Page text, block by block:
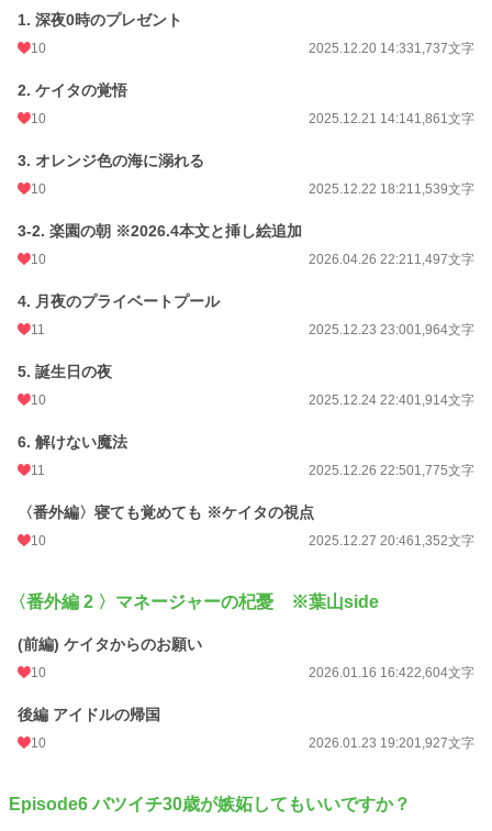
1. 深夜0時のプレゼント
10 2025.12.20 14:331,737文字
2. ケイタの覚悟
10 2025.12.21 14:141,861文字
3. オレンジ色の海に溺れる
10 2025.12.22 18:211,539文字
3-2. 楽園の朝 ※2026.4本文と挿し絵追加
10 2026.04.26 22:211,497文字
4. 月夜のプライベートプール
11 2025.12.23 23:001,964文字
5. 誕生日の夜
10 2025.12.24 22:401,914文字
6. 解けない魔法
11 2025.12.26 22:501,775文字
〈番外編〉寝ても覚めても ※ケイタの視点
10 2025.12.27 20:461,352文字
〈番外編 2 〉マネージャーの杞憂 ※葉山side
(前編) ケイタからのお願い
10 2026.01.16 16:422,604文字
後編 アイドルの帰国
10 2026.01.23 19:201,927文字
Episode6 バツイチ30歳が嫉妬してもいいですか？